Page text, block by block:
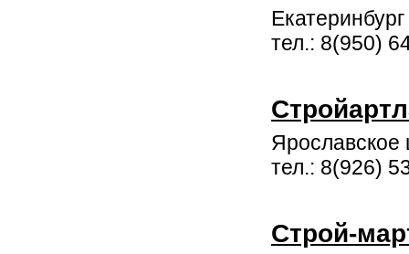
тел.: 8(950)
Ярославское
тел.: 8(926)
Строй-